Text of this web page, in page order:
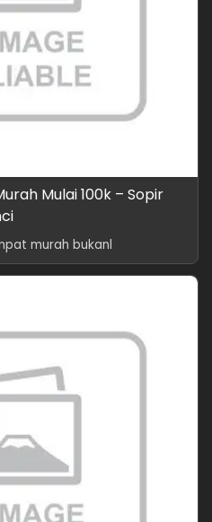
Mulai 100k – Sopir
murah bukanl